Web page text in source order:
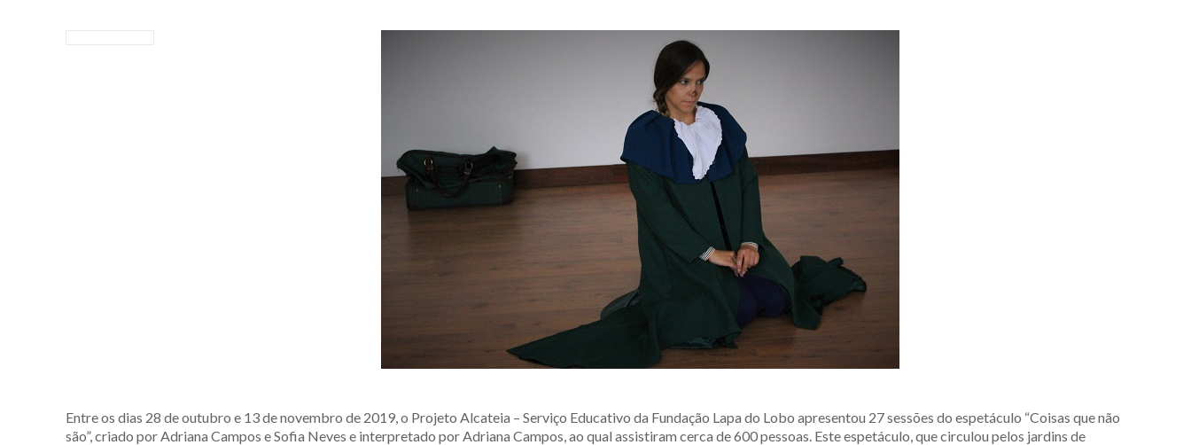
Entre os dias 28 de outubro e 13 de novembro de 2019, o Projeto Alcateia – Serviço Educativo da Fundação Lapa do Lobo apresentou 27 sessões do espetáculo “Coisas que não
são”, criado por Adriana Campos e Sofia Neves e interpretado por Adriana Campos, ao qual assistiram cerca de 600 pessoas. Este espetáculo, que circulou pelos jardins de